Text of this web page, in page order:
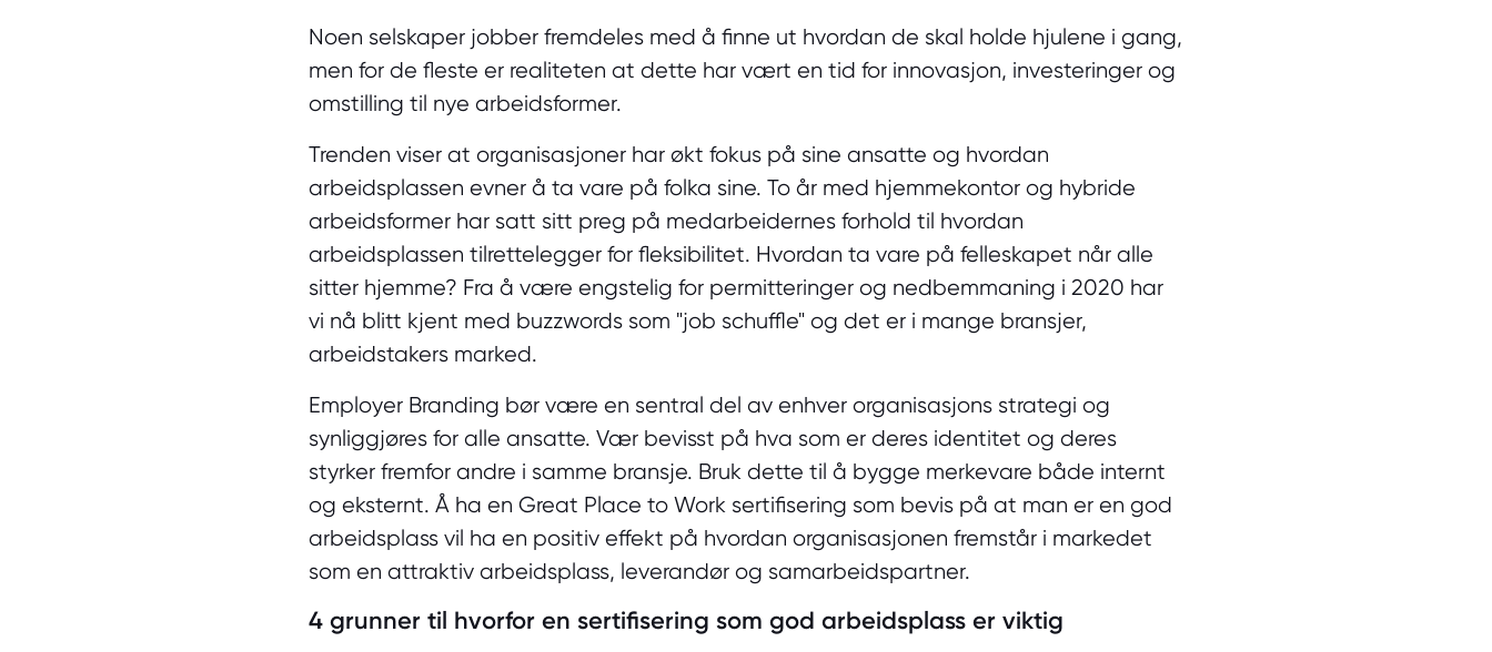
Noen selskaper jobber fremdeles med å finne ut hvordan de skal holde hjulene i gang,
men for de fleste er realiteten at dette har vært en tid for innovasjon, investeringer og
omstilling til nye arbeidsformer.
Trenden viser at organisasjoner har økt fokus på sine ansatte og hvordan
arbeidsplassen evner å ta vare på folka sine. To år med hjemmekontor og hybride
arbeidsformer har satt sitt preg på medarbeidernes forhold til hvordan
arbeidsplassen tilrettelegger for fleksibilitet. Hvordan ta vare på felleskapet når alle
sitter hjemme? Fra å være engstelig for permitteringer og nedbemmaning i 2020 har
vi nå blitt kjent med buzzwords som "job schuffle" og det er i mange bransjer,
arbeidstakers marked.
Employer Branding bør være en sentral del av enhver organisasjons strategi og
synliggjøres for alle ansatte. Vær bevisst på hva som er deres identitet og deres
styrker fremfor andre i samme bransje. Bruk dette til å bygge merkevare både internt
og eksternt. Å ha en Great Place to Work sertifisering som bevis på at man er en god
arbeidsplass vil ha en positiv effekt på hvordan organisasjonen fremstår i markedet
som en attraktiv arbeidsplass, leverandør og samarbeidspartner.
4 grunner til hvorfor en sertifisering som god arbeidsplass er viktig